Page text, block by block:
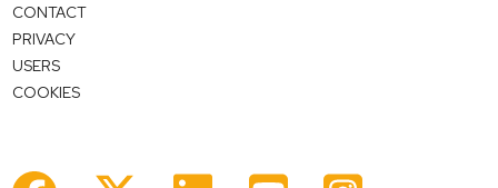
CONTACT
PRIVACY
USERS
COOKIES